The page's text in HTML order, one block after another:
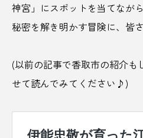
うだつ うどん う
神宮」にスポットを当てなが
秘密を解き明かす冒険に、皆
(以前の記事で香取市の紹介も
せて読んでみてください♪)